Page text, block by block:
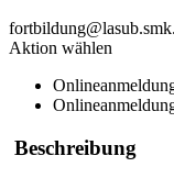
Aktion wählen
Beschreibung